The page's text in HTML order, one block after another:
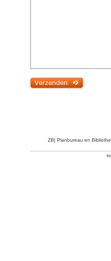
ZB| Planbureau en